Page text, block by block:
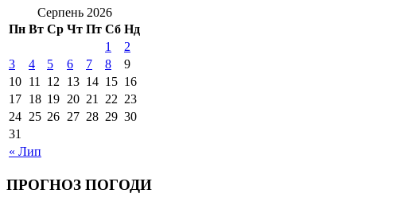
Серпень 2026
Пн Вт Ср Чт Пт Сб Нд
« Лип
1
2
3
4 5 6 7 8
9
10 11 12 13 14 15 16
17 18 19 20 21 22 23
24 25 26 27 28 29 30
31
ПРОГНОЗ ПОГОДИ